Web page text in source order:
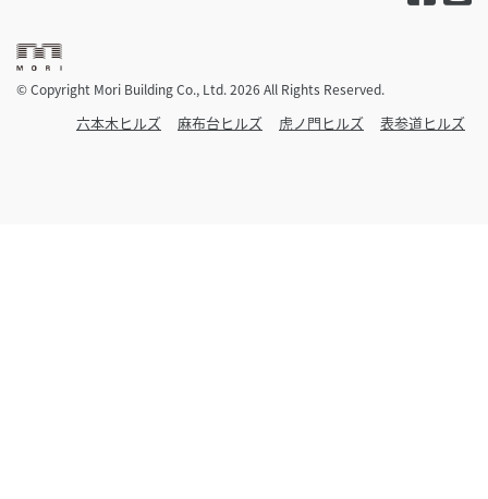
© Copyright Mori Building Co., Ltd. 2026 All Rights Reserved.
六本木ヒルズ 麻布台ヒルズ 虎ノ門ヒルズ 表参道ヒルズ